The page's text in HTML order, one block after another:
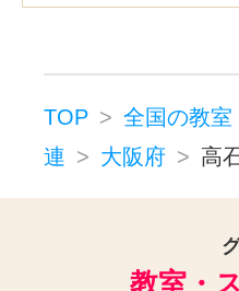
南方駅(大阪
千船駅(1)
北
関目成育駅(1)
西中島南方駅
TOP 全国の教室
連
大阪府 高
教室・